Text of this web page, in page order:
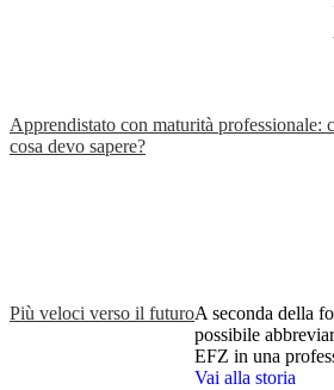
Apprendistato con maturità professionale:
cosa devo sapere?
Più veloci verso il futuroA seconda della
possibile
EFZ in una
Vai alla storia